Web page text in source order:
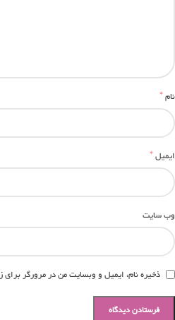
نام*
ایمیل*
وب‌ سایت
ذخیره نام، ایمیل و وبسایت من در مرورگر برای